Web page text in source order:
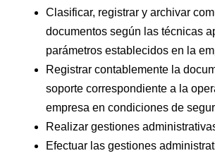
Clasificar, registrar y archivar
documentos según las técnicas
parámetros establecidos en la
Registrar contablemente la
soporte correspondiente a la
empresa en condiciones de
Realizar gestiones
Efectuar las gestiones